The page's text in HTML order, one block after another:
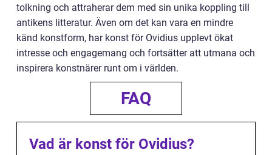
tolkning och attraherar dem med sin unika koppling till
antikens litteratur. Även om det kan vara en mindre
känd konstform, har konst för Ovidius upplevt ökat
intresse och engagemang och fortsätter att utmana och
inspirera konstnärer runt om i världen.
FAQ
Vad är konst för Ovidius?